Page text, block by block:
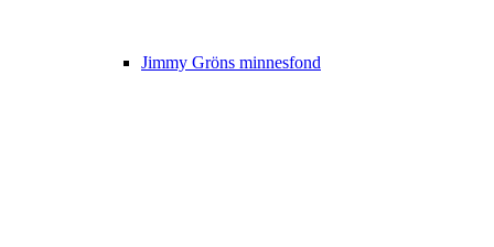
Jimmy Gröns minnesfond